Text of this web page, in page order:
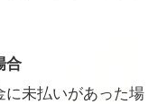
合
に未払いがあった場